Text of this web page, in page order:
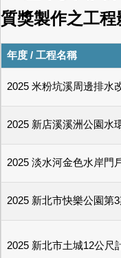
質獎製作之工程
年度 / 工程名稱
2025 米粉坑溪周邊排水
2025 新店溪溪洲公園水
2025 淡水河金色水岸門
2025 新北市快樂公園第
2025 新北市土城12公尺